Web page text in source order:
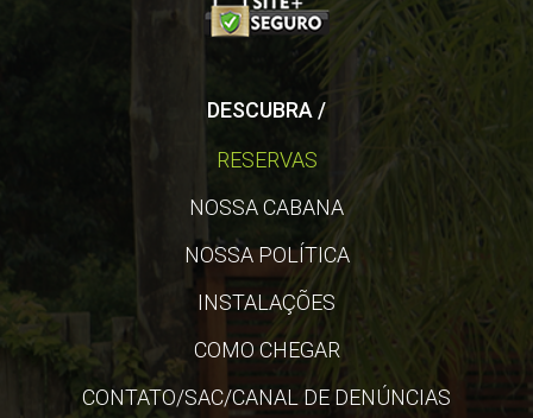
DESCUBRA /
RESERVAS
NOSSA CABANA
NOSSA POLÍTICA
INSTALAÇÕES
COMO CHEGAR
CONTATO/SAC/CANAL DE DENÚNCIAS